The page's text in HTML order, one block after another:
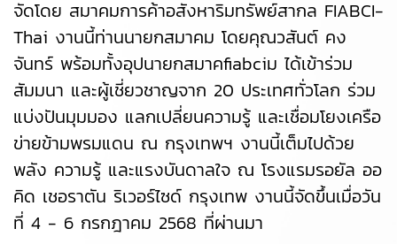
จัดโดย สมาคมการค้าอสังหาริมทรัพย์สากล FIABCI-
Thai งานนี้ท่านนายกสมาคม โดยคุณวสันต์ คง
จันทร์ พร้อมทั้งอุปนายกสมาคfiabciม ได้เข้าร่วม
สัมมนา และผู้เชี่ยวชาญจาก 20 ประเทศทั่วโลก ร่วม
แบ่งปันมุมมอง แลกเปลี่ยนความรู้ และเชื่อมโยงเครือ
ข่ายข้ามพรมแดน ณ กรุงเทพฯ งานนี้เต็มไปด้วย
พลัง ความรู้ และแรงบันดาลใจ ณ โรงแรมรอยัล ออ
คิด เชอราตัน ริเวอร์ไซด์ กรุงเทพ งานนี้จัดขึ้นเมื่อวัน
ที่ 4 - 6 กรกฎาคม 2568 ที่ผ่านมา